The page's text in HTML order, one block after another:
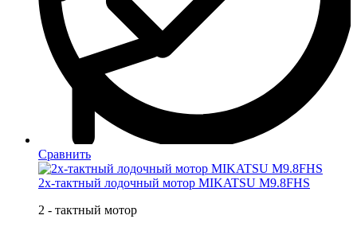
Сравнить
2х-тактный лодочный мотор MIKATSU M9.8FHS
2 - тактный мотор